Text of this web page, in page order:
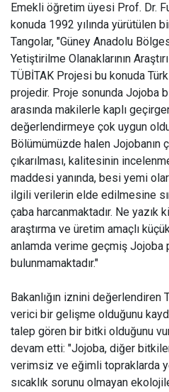
Emekli öğretim üyesi Prof. Dr.
konuda 1992 yılında yürütülen
Tangolar, "Güney Anadolu
Yetiştirilme Olanaklarının
TÜBİTAK Projesi bu konuda
projedir. Proje sonunda Jojoba
arasında makilerle kaplı
değerlendirmeye çok uygun
Bölümümüzde halen Jojobanın
çıkarılması, kalitesinin
maddesi yanında, besi yemi
ilgili verilerin elde edilmesine
çaba harcanmaktadır. Ne
araştırma ve üretim amaçlı
anlamda verime geçmiş Jojoba
bulunmamaktadır."
Bakanlığın iznini değerlendiren
verici bir gelişme olduğunu
talep gören bir bitki olduğunu
devam etti: "Jojoba, diğer
verimsiz ve eğimli topraklarda
sıcaklık sorunu olmayan